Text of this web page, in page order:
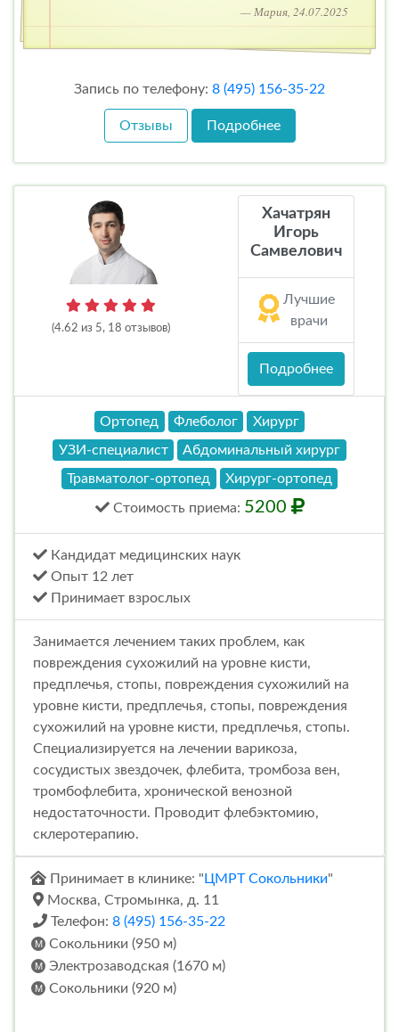
— Мария, 24.07.2025
Запись по телефону: 8 (495) 156-35-22
Отзывы Подробнее
(4.62 из 5, 18 отзывов)
Хачатрян
Игорь
Самвелович
Лучшие
врачи
Подробнее
Ортопед Флеболог
Хирург
УЗИ-специалист
Абдоминальный хирург
Травматолог-ортопед
Хирург-ортопед
Стоимость приема: 5200
Кандидат медицинских наук
Опыт 12 лет
Принимает взрослых
Занимается лечением таких проблем, как
повреждения сухожилий на уровне кисти,
предплечья, стопы, повреждения сухожилий на
уровне кисти, предплечья, стопы, повреждения
сухожилий на уровне кисти, предплечья, стопы.
Специализируется на лечении варикоза,
сосудистых звездочек, флебита, тромбоза вен,
тромбофлебита, хронической венозной
недостаточности. Проводит флебэктомию,
склеротерапию.
Принимает в клинике: " ЦМРТ Сокольники"
Москва, Стромынка, д. 11
Телефон: 8 (495) 156-35-22
Сокольники (950 м)
Электрозаводская (1670 м)
Сокольники (920 м)